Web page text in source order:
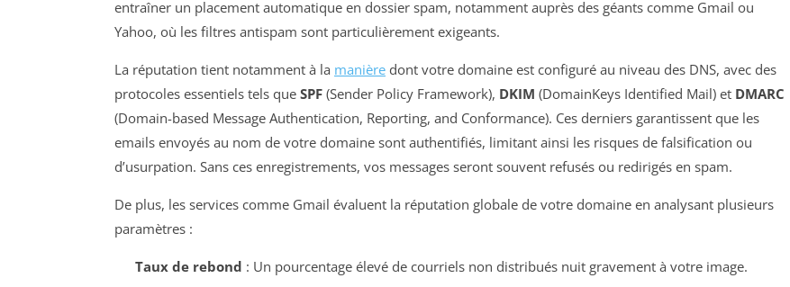
entraîner un placement automatique en dossier spam, notamment auprès des géants comme Gmail ou
Yahoo, où les filtres antispam sont particulièrement exigeants.
La réputation tient notamment à la manière dont votre domaine est configuré au niveau des DNS, avec des
protocoles essentiels tels que SPF (Sender Policy Framework), DKIM (DomainKeys Identified Mail) et DMARC
(Domain-based Message Authentication, Reporting, and Conformance). Ces derniers garantissent que les
emails envoyés au nom de votre domaine sont authentifiés, limitant ainsi les risques de falsification ou
d’usurpation. Sans ces enregistrements, vos messages seront souvent refusés ou redirigés en spam.
De plus, les services comme Gmail évaluent la réputation globale de votre domaine en analysant plusieurs
paramètres :
Taux de rebond : Un pourcentage élevé de courriels non distribués nuit gravement à votre image.